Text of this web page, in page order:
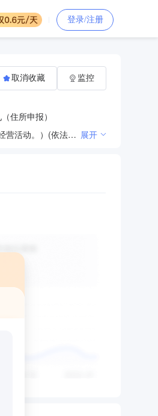
登录/注册
住所申报）
白蚁防治，除四害服务；销售：保洁、消毒用品；无实体店铺的网络经营：花木。（依法须经批准的项目，经相关部门批准后方可开展经营活动。）(依法须经批准的项目，经相关部门批准后方可开展经营活动) 展开
取消收藏 监控